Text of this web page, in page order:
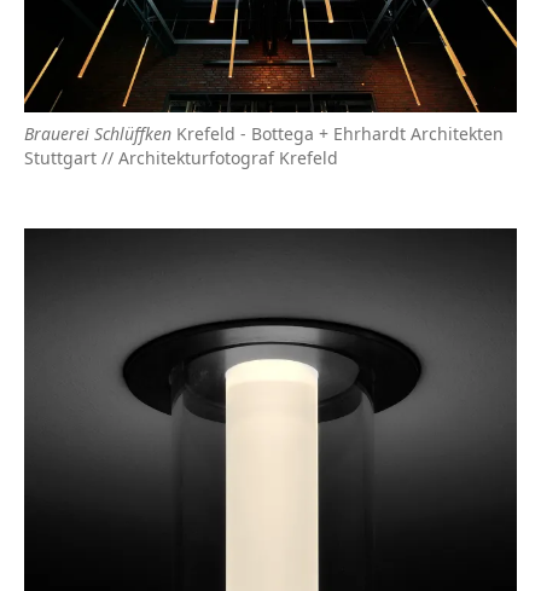
Brauerei Schlüffken Krefeld - Bottega + Ehrhardt Architekten
Stuttgart // Architekturfotograf Krefeld